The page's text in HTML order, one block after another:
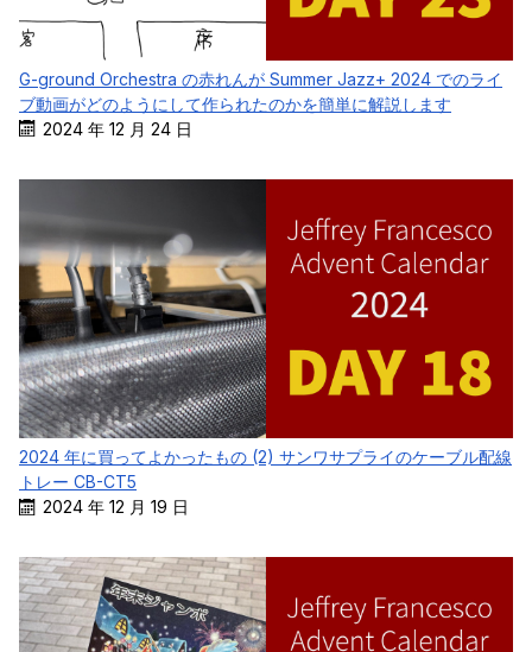
G-ground Orchestra の赤れんが Summer Jazz+ 2024 でのライ
ブ動画がどのようにして作られたのかを簡単に解説します
2024 年 12 月 24 日
2024 年に買ってよかったもの (2) サンワサプライのケーブル配線
トレー CB-CT5
2024 年 12 月 19 日